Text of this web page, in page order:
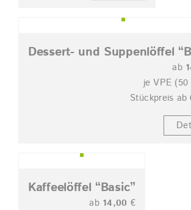
Dessert- und Suppenlöffel
ab
je VPE
Stückpreis ab
Kaffeelöffel “Basic”
ab 14,00 €